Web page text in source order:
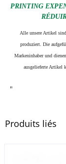
PRINTING
Alle unsere Artikel
produziert. Die
Markeninhaber und
ausgelieferte Artikel
"
Produits liés